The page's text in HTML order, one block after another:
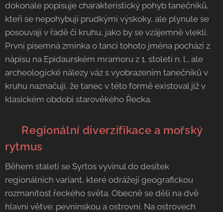
dokonale popisuje charakteristický pohyb tanečníků,
kteří se nepohybují prudkými výskoky, ale plynule se
posouvají v řadě či kruhu, jako by se vzájemně vlekli.
První písemná zmínka o tanci tohoto jména pochází z
nápisu na Epidaurském mramoru z 1. století n. l., ale
archeologické nálezy váz s vyobrazením tanečníků v
kruhu naznačují, že tanec v této formě existoval již v
klasickém období starověkého Řecka.
🌊 Regionální diverzifikace a mořský
rytmus
Během staletí se Syrtos vyvinul do desítek
regionálních variant, které odrážejí geografickou
rozmanitost řeckého světa. Obecně se dělí na dvě
hlavní větve: pevninskou a ostrovní. Na ostrovech